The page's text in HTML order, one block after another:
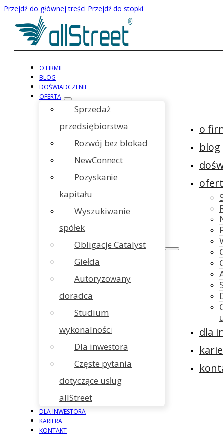
Przejdź do głównej treści Przejdź do stopki
O FIRMIE
BLOG
DOŚWIADCZENIE
OFERTA
Sprzedaż
przedsiębiorstwa
Rozwój bez blokad
NewConnect
Pozyskanie
kapitału
Wyszukiwanie
spółek
Obligacje Catalyst
Giełda
Autoryzowany
doradca
Studium
wykonalności
Dla inwestora
Częste pytania
dotyczące usług
allStreet
DLA INWESTORA
KARIERA
KONTAKT
o
blog
dla